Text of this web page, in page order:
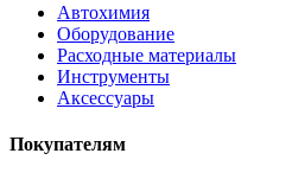
Автохимия
Оборудование
Расходные материалы
Инструменты
Аксессуары
Покупателям